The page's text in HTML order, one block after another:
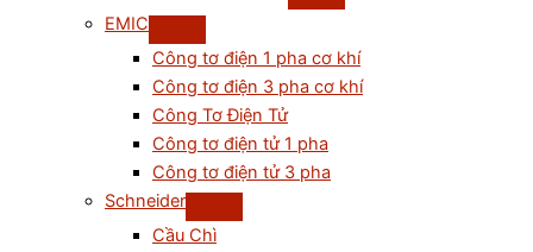
EMIC
Công tơ điện 1 pha cơ khí
Công tơ điện 3 pha cơ khí
Công Tơ Điện Tử
Công tơ điện tử 1 pha
Công tơ điện tử 3 pha
Schneider
Cầu Chì